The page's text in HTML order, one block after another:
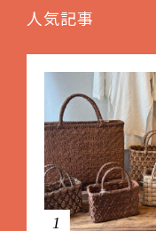
人気記事
1